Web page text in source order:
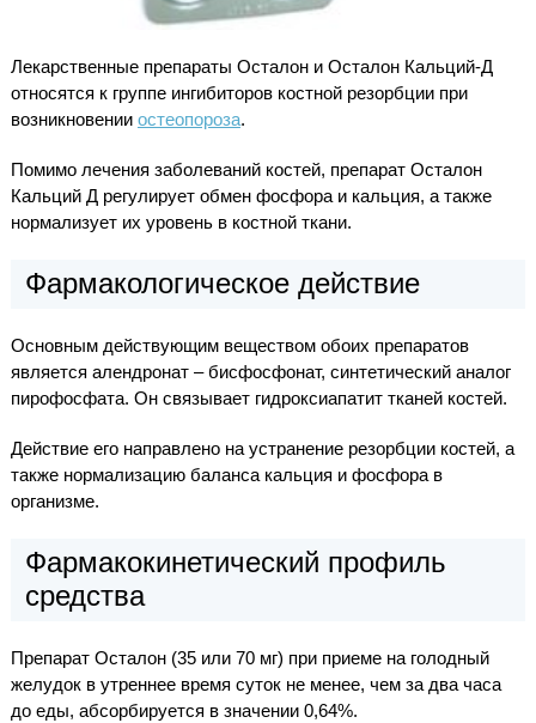
Лекарственные препараты Осталон и Осталон Кальций-Д
относятся к группе ингибиторов костной резорбции при
возникновении остеопороза.
Помимо лечения заболеваний костей, препарат Осталон
Кальций Д регулирует обмен фосфора и кальция, а также
нормализует их уровень в костной ткани.
Фармакологическое действие
Основным действующим веществом обоих препаратов
является алендронат – бисфосфонат, синтетический аналог
пирофосфата. Он связывает гидроксиапатит тканей костей.
Действие его направлено на устранение резорбции костей, а
также нормализацию баланса кальция и фосфора в
организме.
Фармакокинетический профиль
средства
Препарат Осталон (35 или 70 мг) при приеме на голодный
желудок в утреннее время суток не менее, чем за два часа
до еды, абсорбируется в значении 0,64%.